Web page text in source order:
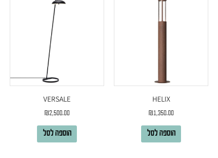
HELIX
₪1,350.00
הוספה לסל
VERSALE
₪2,500.00
הוספה לסל